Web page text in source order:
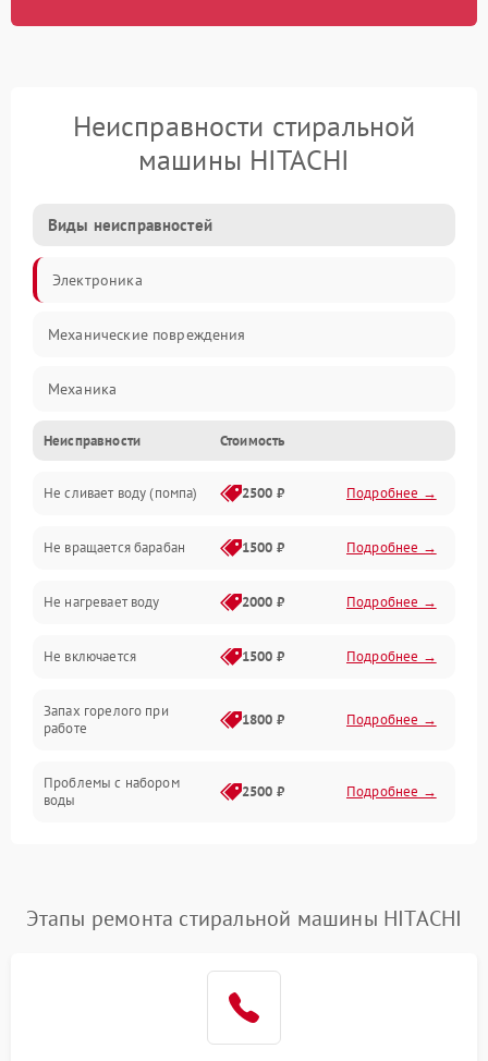
Неисправности стиральной
машины HITACHI
Виды неисправностей
Электроника
Механические повреждения
Механика
Электропитание
Водоснабжение
Слив
Программное обеспечение
Неисправности Стоимость
Не сливает воду (помпа) 2500 ₽ Подробнее →
Не вращается барабан 1500 ₽ Подробнее →
Не нагревает воду 2000 ₽ Подробнее →
Не включается 1500 ₽ Подробнее →
Запах горелого при
работе
1800 ₽ Подробнее →
Проблемы с набором
воды
2500 ₽ Подробнее →
2200 ₽ Подробнее →
Этапы ремонта стиральной машины HITACHI